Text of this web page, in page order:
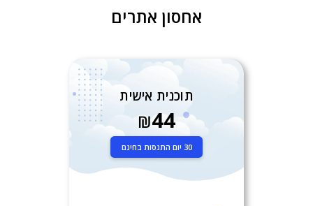
אחסון אתרים
תוכנית אישית
₪44
30 יום התנסות בחינם